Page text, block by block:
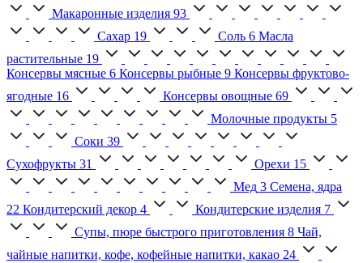
Макаронные изделия 93
Сахар 19 Соль 6 Масла
растительные 19
Консервы мясные 6 Консервы рыбные 9 Консервы фруктово-
ягодные 16 Консервы овощные 69
Молочные продукты 5
Соки 39
Сухофрукты 31 Орехи 15
Мед 3 Семена, ядра
22 Кондитерский декор 4 Кондитерские изделия 7
Супы, пюре быстрого приготовления 8 Чай,
чайные напитки, кофе, кофейные напитки, какао 24